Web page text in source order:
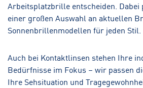
Arbeitsplatzbrille entscheiden. Dabei
einer großen Auswahl an aktuellen
Sonnenbrillenmodellen für jeden Stil.
Auch bei Kontaktlinsen stehen Ihre
Bedürfnisse im Fokus – wir passen
Ihre Sehsituation und